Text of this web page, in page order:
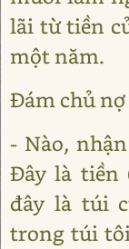
lãi từ tiền
một năm.
Đám chủ
- Nào,
Đây là tiền
đây là túi
trong túi